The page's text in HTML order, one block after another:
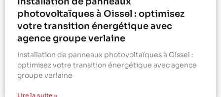
photovoltaïques à Oissel : optimisez
votre transition énergétique avec
agence groupe verlaine
Installation de panneaux photovoltaïques à Oissel :
optimisez votre transition énergétique avec agence
groupe verlaine
Lire la suite »